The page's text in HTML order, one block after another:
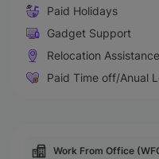
Paid Holidays
Gadget Support
Relocation Assistance
Paid Time off/Anual
Work From Office